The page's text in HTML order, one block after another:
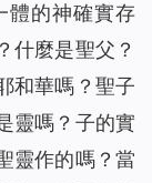
體的神確實存
什麼是聖父？
和華嗎？聖子
靈嗎？子的實
靈作的嗎？當